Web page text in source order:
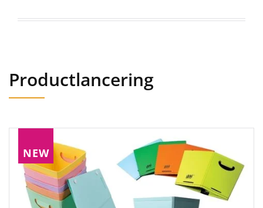
Productlancering
NEW